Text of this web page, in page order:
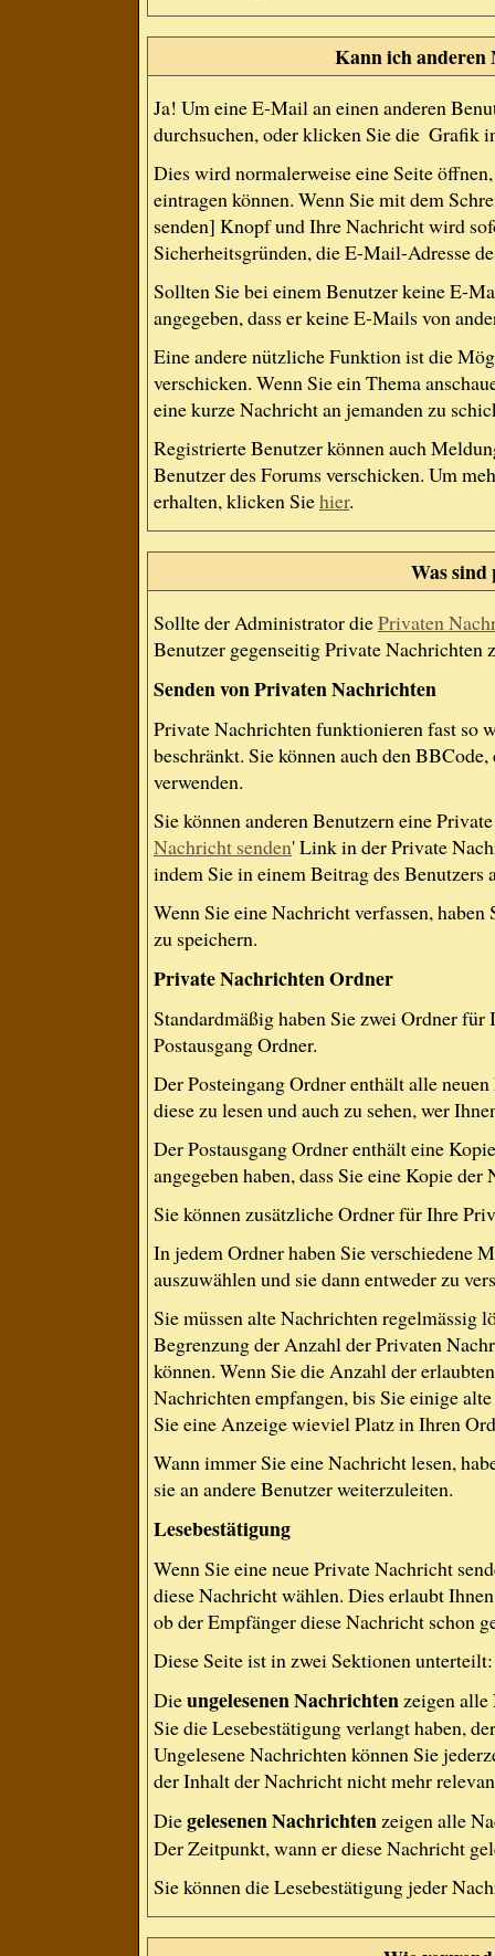
Kann ich
Ja! Um eine E-Mail an einen anderen
durchsuchen, oder klicken Sie die Grafik
Dies wird normalerweise eine Seite
eintragen können. Wenn Sie mit dem
senden] Knopf und Ihre Nachricht wird
Sicherheitsgründen, die E-Mail-Adresse
Sollten Sie bei einem Benutzer keine E-
angegeben, dass er keine E-Mails von
Eine andere nützliche Funktion ist die
verschicken. Wenn Sie ein Thema
eine kurze Nachricht an jemanden zu
Registrierte Benutzer können auch
Benutzer des Forums verschicken. Um
erhalten, klicken Siehier.
Was
Sollte der Administrator diePrivaten
Benutzer gegenseitig Private Nachrichten
Senden von Privaten Nachrichten
Private Nachrichten funktionieren fast so
beschränkt. Sie können auch den
verwenden.
Sie können anderen Benutzern eine
Nachricht senden' Link in der Private
indem Sie in einem Beitrag des Benutzers
Wenn Sie eine Nachricht verfassen,
zu speichern.
Private Nachrichten Ordner
Standardmäßig haben Sie zwei Ordner
Postausgang Ordner.
Der Posteingang Ordner enthält alle
diese zu lesen und auch zu sehen, wer
Der Postausgang Ordner enthält eine
angegeben haben, dass Sie eine Kopie
Sie können zusätzliche Ordner für Ihre
In jedem Ordner haben Sie verschiedene
auszuwählen und sie dann entweder zu
Sie müssen alte Nachrichten regelmässig
Begrenzung der Anzahl der Privaten
können. Wenn Sie die Anzahl der
Nachrichten empfangen, bis Sie einige
Sie eine Anzeige wieviel Platz in Ihren
Wann immer Sie eine Nachricht lesen,
sie an andere Benutzer weiterzuleiten.
Lesebestätigung
Wenn Sie eine neue Private Nachricht
diese Nachricht wählen. Dies erlaubt
ob der Empfänger diese Nachricht schon
Diese Seite ist in zwei Sektionen
Dieungelesenen Nachrichtenzeigen alle
Sie die Lesebestätigung verlangt haben,
Ungelesene Nachrichten können Sie
der Inhalt der Nachricht nicht mehr
Diegelesenen Nachrichtenzeigen alle
Der Zeitpunkt, wann er diese Nachricht
Sie können die Lesebestätigung jeder